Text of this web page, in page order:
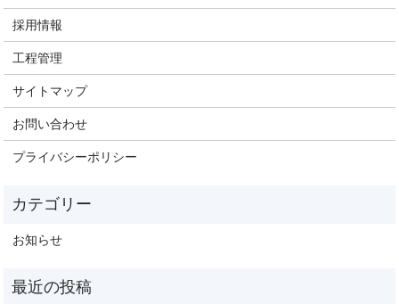
採用情報
工程管理
サイトマップ
お問い合わせ
プライバシーポリシー
お知らせ